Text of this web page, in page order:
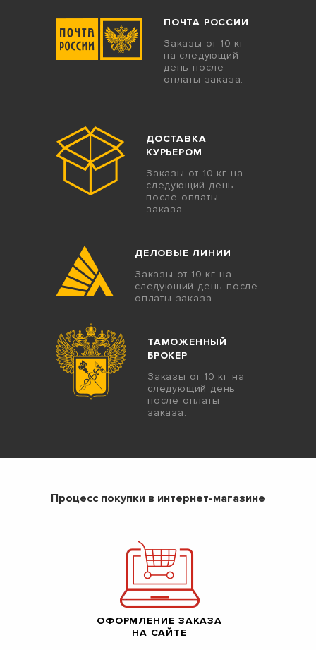
ПОЧТА РОССИИ
Заказы от 10 кг
на следующий
день после
оплаты заказа.
ДОСТАВКА
КУРЬЕРОМ
Заказы от 10 кг на
следующий день
после оплаты
заказа.
ДЕЛОВЫЕ ЛИНИИ
Заказы от 10 кг на
следующий день после
оплаты заказа.
ТАМОЖЕННЫЙ
БРОКЕР
Заказы от 10 кг на
следующий день
после оплаты
заказа.
Процесс покупки в интернет-магазине
ОФОРМЛЕНИЕ ЗАКАЗА
НА САЙТЕ